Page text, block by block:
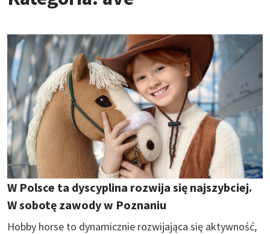
W Polsce ta dyscyplina rozwija się najszybciej.
W sobotę zawody w Poznaniu
Hobby horse to dynamicznie rozwijająca się aktywność,